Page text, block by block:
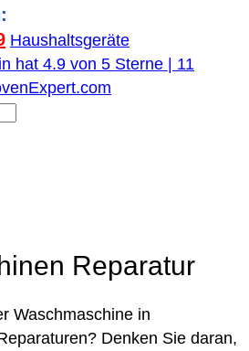
Haushaltsgeräte
hat 4.9 von 5 Sterne | 11
Reparatur
Waschmaschine in
Denken Sie daran,